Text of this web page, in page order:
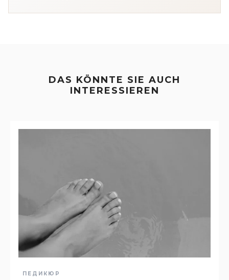
DAS KÖNNTE SIE AUCH
INTERESSIEREN
ПЕДИКЮР